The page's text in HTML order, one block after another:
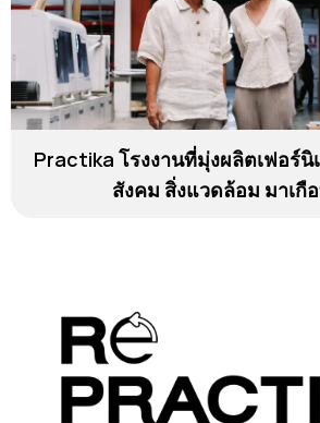
Practika โรงงานที่มุ่งผลิตเฟอร์
สังคม สิ่งแวดล้อม มาเกื